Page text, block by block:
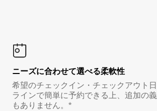
ニーズに合わせて選べる柔軟性
希望のチェックイン・チェックアウト
ラインで簡単に予約できる上、追加の
もありません。*